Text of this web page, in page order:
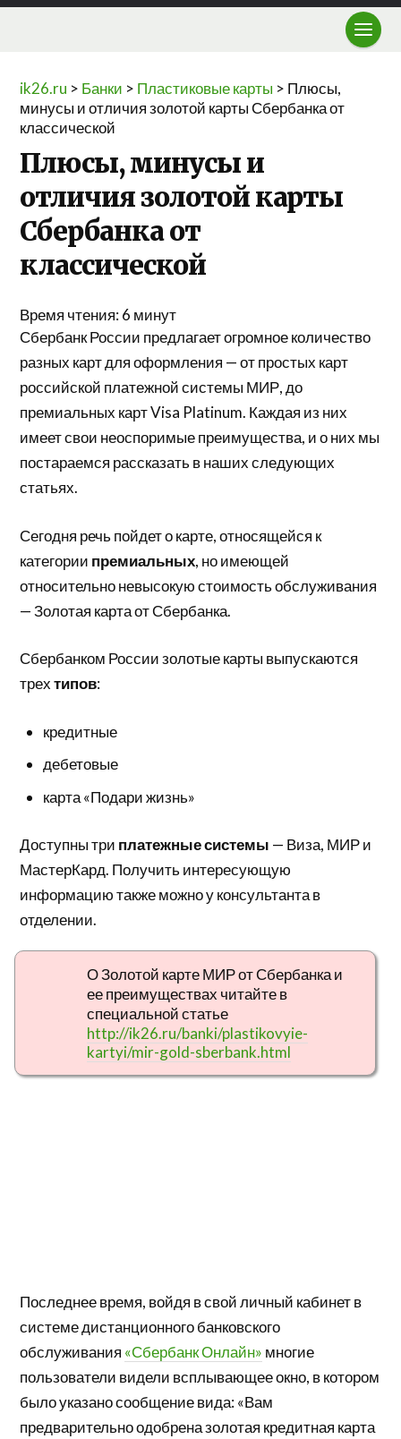
ik26.ru > Банки > Пластиковые карты > Плюсы,
минусы и отличия золотой карты Сбербанка от
классической
Плюсы, минусы и
отличия золотой карты
Сбербанка от
классической
Время чтения:6 минут
Сбербанк России предлагает огромное количество
разных карт для оформления — от простых карт
российской платежной системы МИР, до
премиальных карт Visa Platinum. Каждая из них
имеет свои неоспоримые преимущества, и о них мы
постараемся рассказать в наших следующих
статьях.
Сегодня речь пойдет о карте, относящейся к
категории премиальных, но имеющей
относительно невысокую стоимость обслуживания
— Золотая карта от Сбербанка.
Сбербанком России золотые карты выпускаются
трехтипов:
кредитные
дебетовые
карта «Подари жизнь»
Доступны три платежные системы — Виза, МИР и
МастерКард. Получить интересующую
информацию также можно у консультанта в
отделении.
О Золотой карте МИР от Сбербанка и
ее преимуществах читайте в
специальной статье
http://ik26.ru/banki/plastikovyie-
kartyi/mir-gold-sberbank.html
Последнее время, войдя в свой личный кабинет в
системе дистанционного банковского
обслуживания «Сбербанк Онлайн» многие
пользователи видели всплывающее окно, в котором
было указано сообщение вида: «Вам
предварительно одобрена золотая кредитная карта